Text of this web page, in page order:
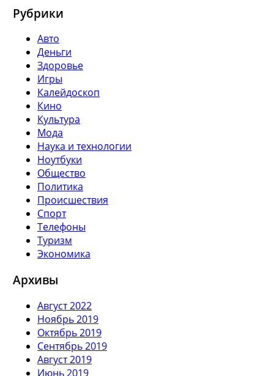
Рубрики
Авто
Деньги
Здоровье
Игры
Калейдоскоп
Кино
Культура
Мода
Наука и технологии
Ноутбуки
Общество
Политика
Происшествия
Спорт
Телефоны
Туризм
Экономика
Архивы
Август 2022
Ноябрь 2019
Октябрь 2019
Сентябрь 2019
Август 2019
Июнь 2019